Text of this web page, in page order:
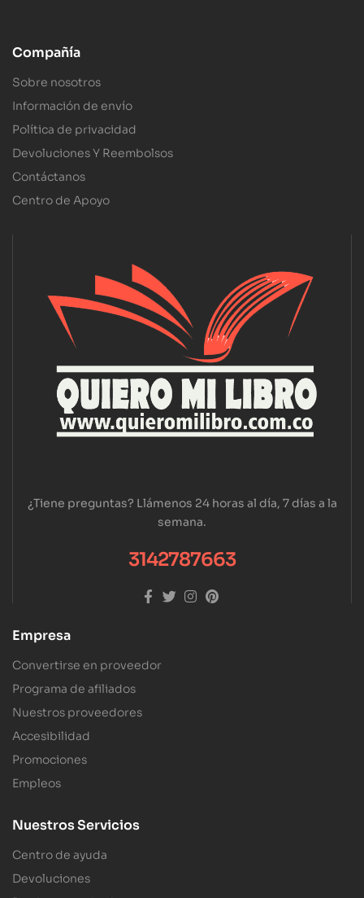
Compañía
Sobre nosotros
Información de envío
Política de privacidad
Devoluciones Y Reembolsos
Contáctanos
Centro de Apoyo
¿Tiene preguntas? Llámenos 24 horas al día, 7 días a la
semana.
3142787663
Empresa
Convertirse en proveedor
Programa de afiliados
Nuestros proveedores
Accesibilidad
Promociones
Empleos
Nuestros Servicios
Centro de ayuda
Devoluciones